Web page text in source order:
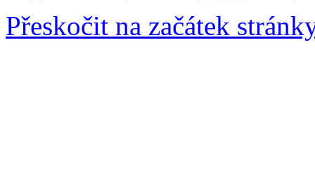
Přeskočit na začátek